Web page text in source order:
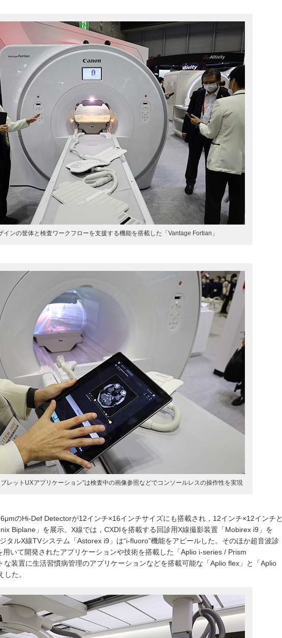
インの筐体と検査ワークフローを支援する機能を搭載した「Vantage Fortian」
レットUXアプリケーション”は検査中の画像参照などでコンソールレスの操作性を実現
のHi-Def Detectorが12インチ×16インチサイズにも搭載され，12インチ×12インチと
Biplane」を展示。X線では，CXDIを搭載する回診用X線撮影装置「Mobirex i9」を
タルX線TVシステム「Astorex i9」は“i-fluoro”機能をアピールした。そのほか超音波診
用いて開発されたアプリケーションや技術を搭載した「Aplio i-series / Prism
な装置に生活習慣病管理のアプリケーションなどを搭載可能な「Aplio flex」と「Aplio
た。